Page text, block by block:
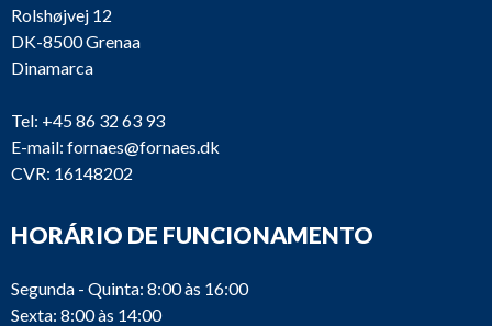
Rolshøjvej 12
DK-8500 Grenaa
Dinamarca
Tel: +45 86 32 63 93
E-mail: fornaes@fornaes.dk
CVR: 16148202
HORÁRIO DE FUNCIONAMENTO
Segunda - Quinta: 8:00 às 16:00
Sexta: 8:00 às 14:00